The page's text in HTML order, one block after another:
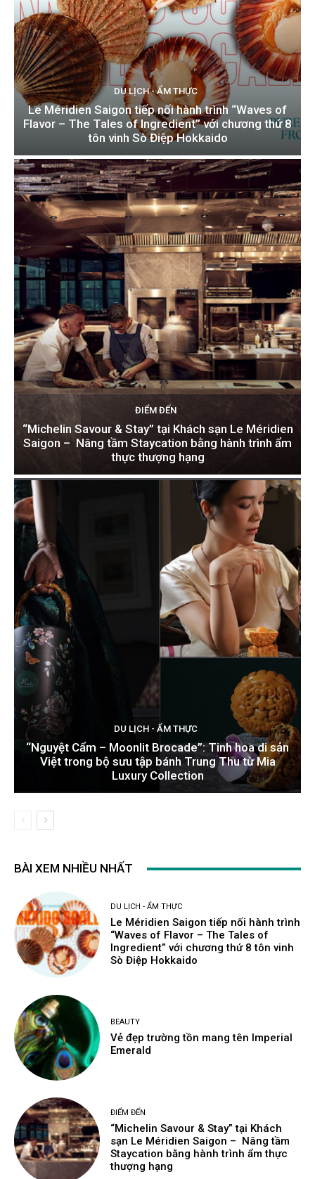
DU LỊCH - ẨM THỰC
Le Méridien Saigon tiếp nối hành trình “Waves of
Flavor – The Tales of Ingredient” với chương thứ 8
tôn vinh Sò Điệp Hokkaido
ĐIỂM ĐẾN
“Michelin Savour & Stay” tại Khách sạn Le Méridien
Saigon – Nâng tầm Staycation bằng hành trình ẩm
thực thượng hạng
DU LỊCH - ẨM THỰC
“Nguyệt Cẩm – Moonlit Brocade”: Tinh hoa di sản
Việt trong bộ sưu tập bánh Trung Thu từ Mia
Luxury Collection
BÀI XEM NHIỀU NHẤT
DU LỊCH - ẨM THỰC
Le Méridien Saigon tiếp nối hành trình
“Waves of Flavor – The Tales of
Ingredient” với chương thứ 8 tôn vinh
Sò Điệp Hokkaido
BEAUTY
Vẻ đẹp trường tồn mang tên Imperial
Emerald
ĐIỂM ĐẾN
“Michelin Savour & Stay” tại Khách
sạn Le Méridien Saigon – Nâng tầm
Staycation bằng hành trình ẩm thực
thượng hạng